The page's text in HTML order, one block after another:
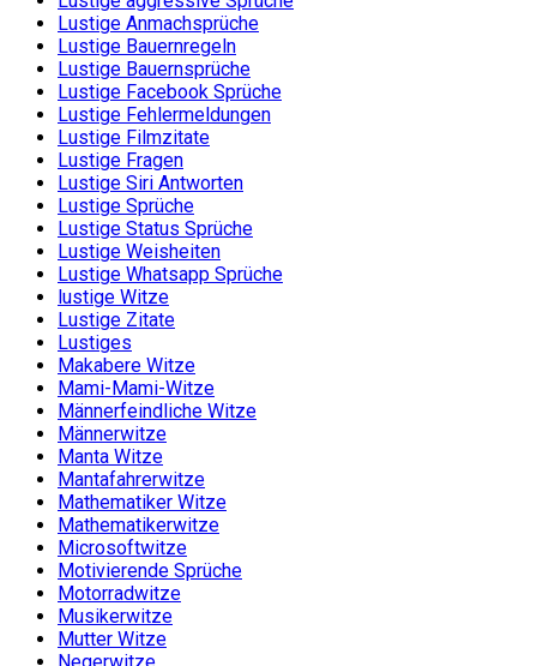
Lustige Anmachsprüche
Lustige Bauernregeln
Lustige Bauernsprüche
Lustige Facebook Sprüche
Lustige Fehlermeldungen
Lustige Filmzitate
Lustige Fragen
Lustige Siri Antworten
Lustige Sprüche
Lustige Status Sprüche
Lustige Weisheiten
Lustige Whatsapp Sprüche
lustige Witze
Lustige Zitate
Lustiges
Makabere Witze
Mami-Mami-Witze
Männerfeindliche Witze
Männerwitze
Manta Witze
Mantafahrerwitze
Mathematiker Witze
Mathematikerwitze
Microsoftwitze
Motivierende Sprüche
Motorradwitze
Musikerwitze
Mutter Witze